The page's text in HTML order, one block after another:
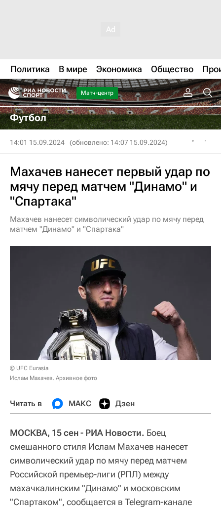
Политика В мире Экономика Общество
Матч-центр
Футбол
14:01 15.09.2024 (обновлено: 14:07 15.09.2024)
Махачев нанесет первый удар по
мячу перед матчем "Динамо" и
"Спартака"
Махачев нанесет символический удар по мячу перед
матчем "Динамо" и "Спартака"
© UFC Eurasia
Ислам Махачев. Архивное фото
Читать в МАКС Дзен
МОСКВА, 15 сен - РИА Новости. Боец
смешанного стиля Ислам Махачев нанесет
символический удар по мячу перед матчем
Российской премьер-лиги (РПЛ) между
махачкалинским "Динамо" и московским
"Спартаком", сообщается в Telegram-канале